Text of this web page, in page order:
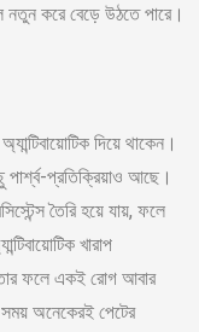
নতুন করে বেড়ে উঠতে পারে।
দিয়ে থাকেন।
প্রতিক্রিয়াও আছে।
তৈরি হয়ে যায়, ফলে
খারাপ
তার ফলে একই রোগ আবার
সময় অনেকেরই পেটের